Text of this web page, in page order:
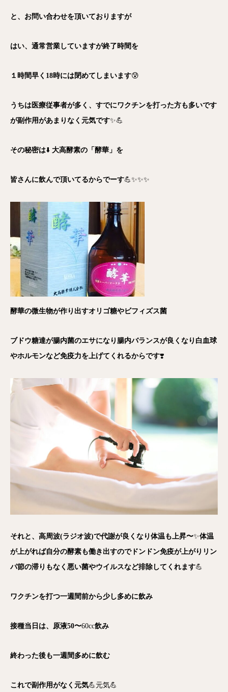
と、お問い合わせを頂いておりますが
はい、通常営業していますが終了時間を
１時間早く18時には閉めてしまいます😰
うちは医療従事者が多く、すでにワクチンを打った方も多いです
が副作用があまりなく元気です✨💪
その秘密は⬇️ 大高酵素の「酵華」を
皆さんに飲んで頂いてるからでーす💪✨✨✨
酵華の微生物が作り出すオリゴ糖やビフィズス菌
ブドウ糖達が腸内菌のエサになり腸内バランスが良くなり白血球
やホルモンなど免疫力を上げてくれるからです❣️
それと、高周波(ラジオ波)で代謝が良くなり体温も上昇〜✨体温
が上がれば自分の酵素も働き出すのでドンドン免疫が上がりリン
パ節の滞りもなく悪い菌やウイルスなど排除してくれます💪
ワクチンを打つ一週間前から少し多めに飲み
接種当日は、原液50〜60cc飲み
終わった後も一週間多めに飲む
これで副作用がなく元気💪元気💪